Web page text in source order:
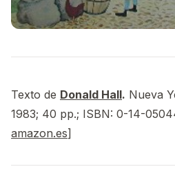
Texto de Donald Hall. Nueva
1983; 40 pp.; ISBN: 0-14-
amazon.es]